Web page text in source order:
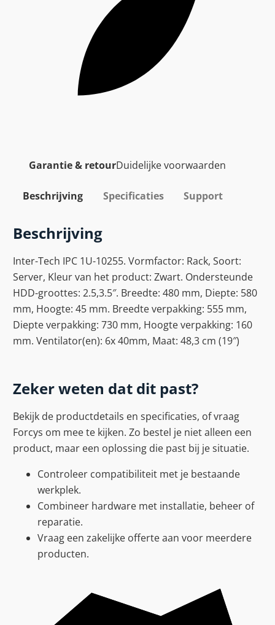
Garantie & retourDuidelijke voorwaarden
Beschrijving Specificaties Support
Beschrijving
Inter-Tech IPC 1U-10255. Vormfactor: Rack, Soort:
Server, Kleur van het product: Zwart. Ondersteunde
HDD-groottes: 2.5,3.5″. Breedte: 480 mm, Diepte: 580
mm, Hoogte: 45 mm. Breedte verpakking: 555 mm,
Diepte verpakking: 730 mm, Hoogte verpakking: 160
mm. Ventilator(en): 6x 40mm, Maat: 48,3 cm (19″)
Zeker weten dat dit past?
Bekijk de productdetails en specificaties, of vraag
Forcys om mee te kijken. Zo bestel je niet alleen een
product, maar een oplossing die past bij je situatie.
Controleer compatibiliteit met je bestaande
werkplek.
Combineer hardware met installatie, beheer of
reparatie.
Vraag een zakelijke offerte aan voor meerdere
producten.